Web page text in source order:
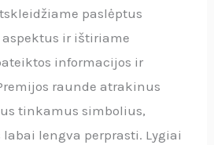
paslėptus
ir ištiriame
informacijos ir
raunde atrakinus
tinkamus simbolius,
lengva perprasti. Lygiai